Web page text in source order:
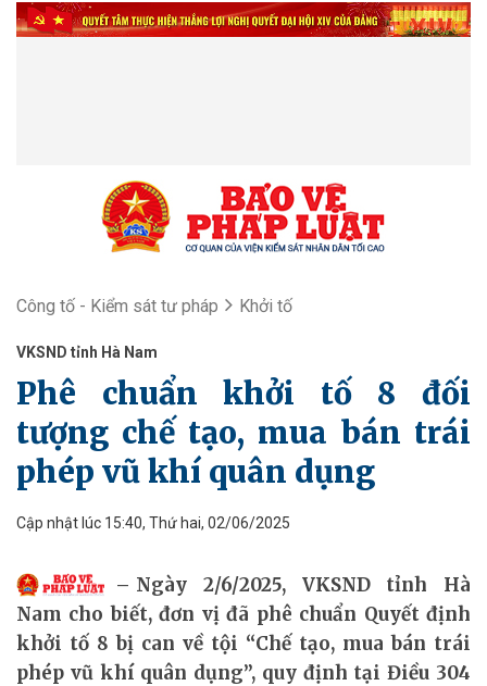
Công tố - Kiểm sát tư pháp Khởi tố
VKSND tỉnh Hà Nam
Phê chuẩn khởi tố 8 đối
tượng chế tạo, mua bán trái
phép vũ khí quân dụng
Cập nhật lúc 15:40, Thứ hai, 02/06/2025
Ngày 2/6/2025, VKSND tỉnh Hà
Nam cho biết, đơn vị đã phê chuẩn Quyết định
khởi tố 8 bị can về tội “Chế tạo, mua bán trái
phép vũ khí quân dụng”, quy định tại Điều 304